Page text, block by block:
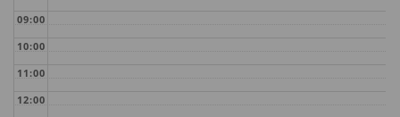
09:00
10:00
11:00
12:00